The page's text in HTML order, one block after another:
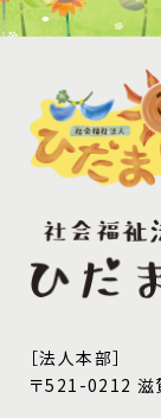
［法人本部］
〒521-0212 滋